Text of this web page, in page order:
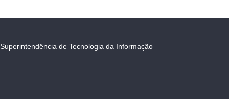
Superintendência de Tecnologia da Informação